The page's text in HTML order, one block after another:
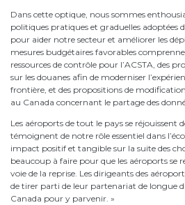
Dans cette optique, nous sommes
politiques pratiques et graduelles adoptées
pour aider notre secteur et améliorer les
mesures budgétaires favorables
ressources de contrôle pour l’ACSTA, des
sur les douanes afin de moderniser
frontière, et des propositions de
au Canada concernant le partage des
Les aéroports de tout le pays se réjouissent
témoignent de notre rôle essentiel dans
impact positif et tangible sur la suite des
beaucoup à faire pour que les aéroports
voie de la reprise. Les dirigeants des
de tirer parti de leur partenariat de longue
Canada pour y parvenir. »